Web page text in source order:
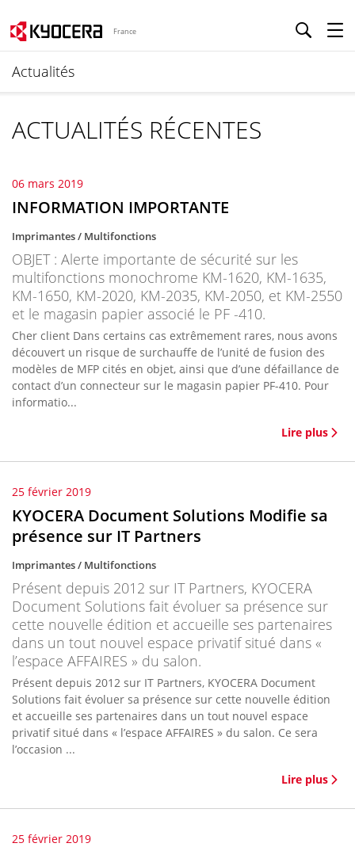
France
Actualités
ACTUALITÉS RÉCENTES
06 mars 2019
INFORMATION IMPORTANTE
Imprimantes / Multifonctions
OBJET : Alerte importante de sécurité sur les
multifonctions monochrome KM-1620, KM-1635,
KM-1650, KM-2020, KM-2035, KM-2050, et KM-2550
et le magasin papier associé le PF -410.
Cher client Dans certains cas extrêmement rares, nous avons
découvert un risque de surchauffe de l’unité de fusion des
modèles de MFP cités en objet, ainsi que d’une défaillance de
contact d’un connecteur sur le magasin papier PF-410. Pour
informatio...
Lire plus
25 février 2019
KYOCERA Document Solutions Modifie sa
présence sur IT Partners
Imprimantes / Multifonctions
Présent depuis 2012 sur IT Partners, KYOCERA
Document Solutions fait évoluer sa présence sur
cette nouvelle édition et accueille ses partenaires
dans un tout nouvel espace privatif situé dans «
l’espace AFFAIRES » du salon.
Présent depuis 2012 sur IT Partners, KYOCERA Document
Solutions fait évoluer sa présence sur cette nouvelle édition
et accueille ses partenaires dans un tout nouvel espace
privatif situé dans « l’espace AFFAIRES » du salon. Ce sera
l’occasion ...
Lire plus
25 février 2019